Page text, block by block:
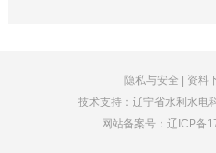
隐私与安全 资料
技术支持：辽宁省水利水电
网站备案号：辽ICP备